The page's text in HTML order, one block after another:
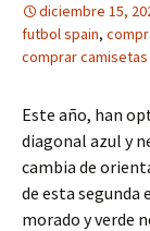
diciembre 15,
futbol spain,
comprar
Este año, han
diagonal azul y
cambia de
de esta segunda
morado y verde